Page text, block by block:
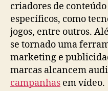
criadores de
específicos, como
jogos, entre outros.
se tornado uma
marketing e
marcas alcancem
campanhas em vídeo.